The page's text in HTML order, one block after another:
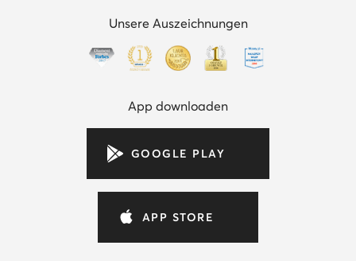
Unsere Auszeichnungen
App downloaden
GOOGLE PLAY
APP STORE